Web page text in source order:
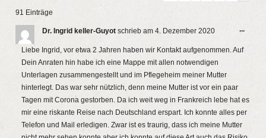
91 Einträge
Dr. Ingrid keller-Guyotschrieb am 4. Dezember 2020
Liebe Ingrid, vor etwa 2 Jahren haben wir Kontakt aufgenommen. Auf
Dein Anraten hin habe ich eine Mappe mit allen notwendigen
Unterlagen zusammengestellt und im Pflegeheim meiner Mutter
hinterlegt. Das war sehr nützlich, denn meine Mutter ist vor ein paar
Tagen mit Corona gestorben. Da ich weit weg in Frankreich lebe hat es
mir eine riskante Reise nach Deutschland erspart. Ich konnte alles per
Telefon und Mail erledigen. Zwar ist es traurig, dass ich meine Mutter
...Diese
ein-/